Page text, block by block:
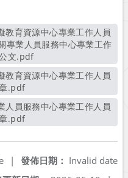
專業人員服務中心專業工作
文.pdf另開新視窗
.pdf另開新視窗
.pdf另開新視窗
發佈日期： Invalid date
|